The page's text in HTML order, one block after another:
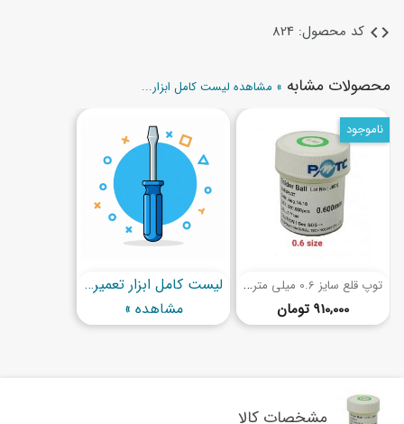
code کد محصول: 824
محصولات مشابه » مشاهده لیست کامل ابزار...
ت
وپ قلع سایز 0.6 میلی متر 250000 عددی
قیمت 910,000 تومان
ناموجود
لیست کامل ابزار تعمیرات الکترونیک
مشاهده »
مشخصات کالا